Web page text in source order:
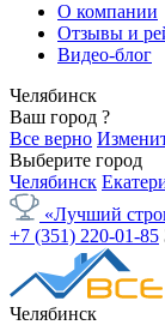
О компании
Отзывы и
Видео-блог
Челябинск
Ваш город ?
Все верно
Выберите город
Челябинск
«Лучший
+7 (351) 220-01-85
Челябинск